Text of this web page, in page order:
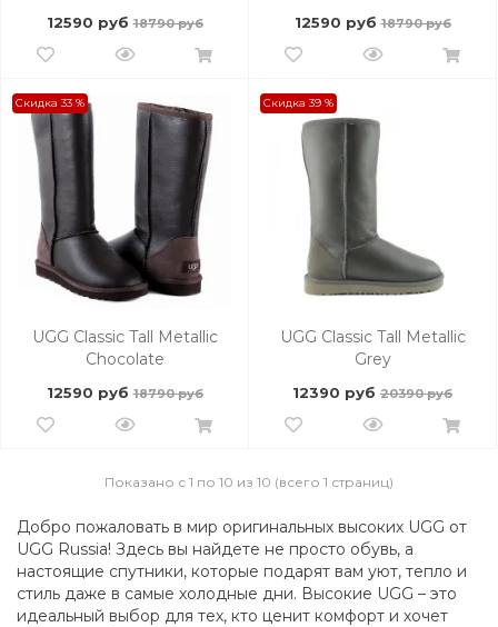
12590 руб 18790 руб 12590 руб 18790 руб
Скидка 33 %
UGG Classic Tall Metallic
Chocolate
12590 руб 18790 руб
Скидка 39 %
UGG Classic Tall Metallic
Grey
12390 руб 20390 руб
Показано с 1 по 10 из 10 (всего 1 страниц)
Добро пожаловать в мир оригинальных высоких UGG от
UGG Russia! Здесь вы найдете не просто обувь, а
настоящие спутники, которые подарят вам уют, тепло и
стиль даже в самые холодные дни. Высокие UGG – это
идеальный выбор для тех, кто ценит комфорт и хочет